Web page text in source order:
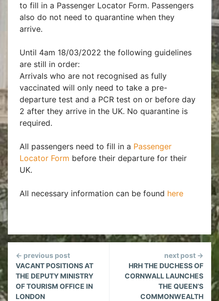
to fill in a Passenger Locator Form. Passengers
also do not need to quarantine when they
arrive.
Until 4am 18/03/2022 the following guidelines
are still in order:
Arrivals who are not recognised as fully
vaccinated will only need to take a pre-
departure test and a PCR test on or before day
2 after they arrive in the UK. No quarantine is
required.
All passengers need to fill in a Passenger
Locator Form before their departure for their
UK.
All necessary information can be found here
Continue
Reading
← previous post
VACANT POSITIONS AT
THE DEPUTY MINISTRY
OF TOURISM OFFICE IN
LONDON
next post →
HRH THE DUCHESS OF
CORNWALL LAUNCHES
THE QUEEN’S
COMMONWEALTH